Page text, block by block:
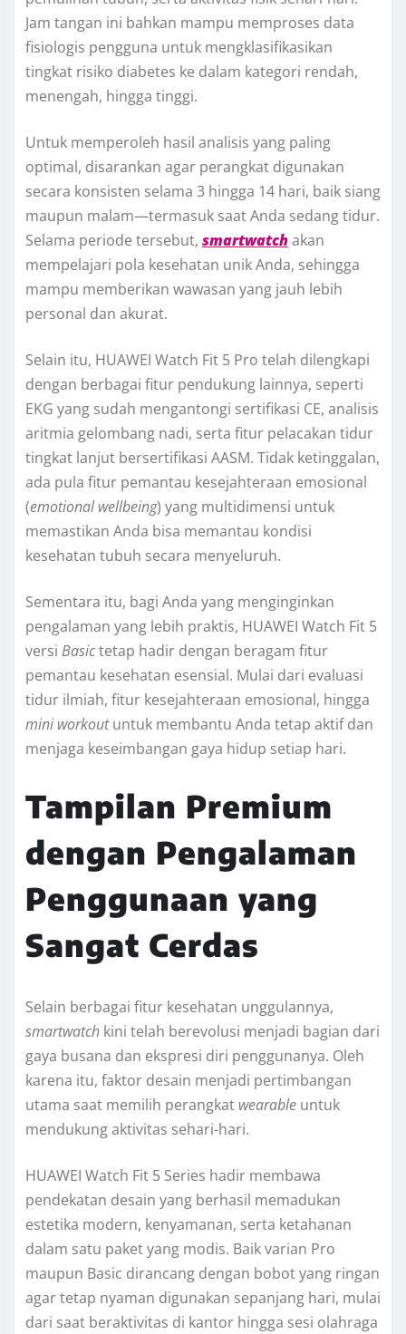
Jam tangan ini bahkan mampu memproses data
fisiologis pengguna untuk mengklasifikasikan
tingkat risiko diabetes ke dalam kategori rendah,
menengah, hingga tinggi.
Untuk memperoleh hasil analisis yang paling
optimal, disarankan agar perangkat digunakan
secara konsisten selama 3 hingga 14 hari, baik siang
maupun malam—termasuk saat Anda sedang tidur.
Selama periode tersebut, smartwatchakan
mempelajari pola kesehatan unik Anda, sehingga
mampu memberikan wawasan yang jauh lebih
personal dan akurat.
Selain itu, HUAWEI Watch Fit 5 Pro telah dilengkapi
dengan berbagai fitur pendukung lainnya, seperti
EKG yang sudah mengantongi sertifikasi CE, analisis
aritmia gelombang nadi, serta fitur pelacakan tidur
tingkat lanjut bersertifikasi AASM. Tidak ketinggalan,
ada pula fitur pemantau kesejahteraan emosional
(emotional wellbeing) yang multidimensi untuk
memastikan Anda bisa memantau kondisi
kesehatan tubuh secara menyeluruh.
Sementara itu, bagi Anda yang menginginkan
pengalaman yang lebih praktis, HUAWEI Watch Fit 5
versi Basictetap hadir dengan beragam fitur
pemantau kesehatan esensial. Mulai dari evaluasi
tidur ilmiah, fitur kesejahteraan emosional, hingga
mini workoutuntuk membantu Anda tetap aktif dan
menjaga keseimbangan gaya hidup setiap hari.
Tampilan Premium
dengan Pengalaman
Penggunaan yang
Sangat Cerdas
Selain berbagai fitur kesehatan unggulannya,
smartwatch kini telah berevolusi menjadi bagian dari
gaya busana dan ekspresi diri penggunanya. Oleh
karena itu, faktor desain menjadi pertimbangan
utama saat memilih perangkat wearable untuk
mendukung aktivitas sehari-hari.
HUAWEI Watch Fit 5 Series hadir membawa
pendekatan desain yang berhasil memadukan
estetika modern, kenyamanan, serta ketahanan
dalam satu paket yang modis. Baik varian Pro
maupun Basic dirancang dengan bobot yang ringan
agar tetap nyaman digunakan sepanjang hari, mulai
dari saat beraktivitas di kantor hingga sesi olahraga